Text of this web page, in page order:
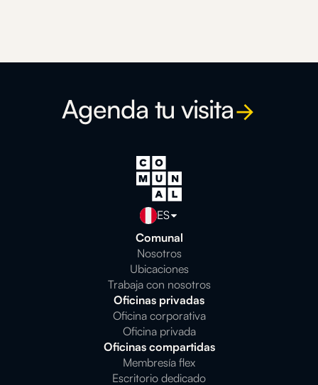
Agenda tu visita
ES
Comunal
Nosotros
Ubicaciones
Trabaja con nosotros
Oficinas privadas
Oficina corporativa
Oficina privada
Oficinas compartidas
Membresía flex
Escritorio dedicado